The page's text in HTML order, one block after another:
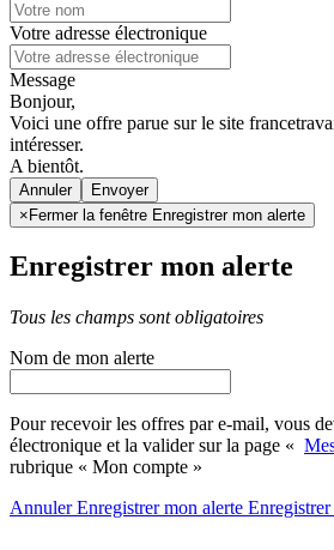
Votre adresse électronique
Message
Bonjour,
Voici une offre parue sur le site
intéresser.
A bientôt.
Annuler
×Fermer la fenêtre Enregistrer mon alerte
Enregistrer mon alerte
Tous les champs sont obligatoires
Nom de mon alerte
Pour recevoir les offres par e-mail, vous
électronique et la valider sur la page «
rubrique « Mon compte »
AnnulerEnregistrer mon alerte Enregistrer